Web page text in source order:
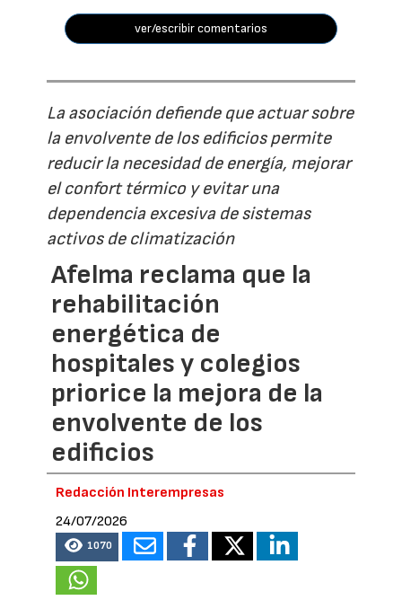
ver/escribir comentarios
La asociación defiende que actuar sobre
la envolvente de los edificios permite
reducir la necesidad de energía, mejorar
el confort térmico y evitar una
dependencia excesiva de sistemas
activos de climatización
Afelma reclama que la
rehabilitación
energética de
hospitales y colegios
priorice la mejora de la
envolvente de los
edificios
Redacción Interempresas
24/07/2026
1070